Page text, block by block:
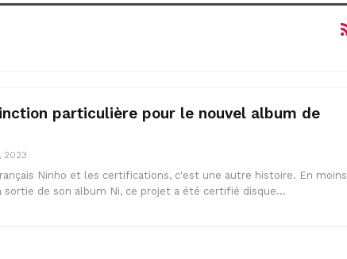
particulière pour le nouvel album de
2023
Ninho et les certifications, c'est une autre histoire. En moins
sortie de son album Ni, ce projet a été certifié disque…